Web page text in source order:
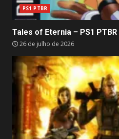
PS1 PTBR
Tales of Eternia – PS1 PTBR
26 de julho de 2026